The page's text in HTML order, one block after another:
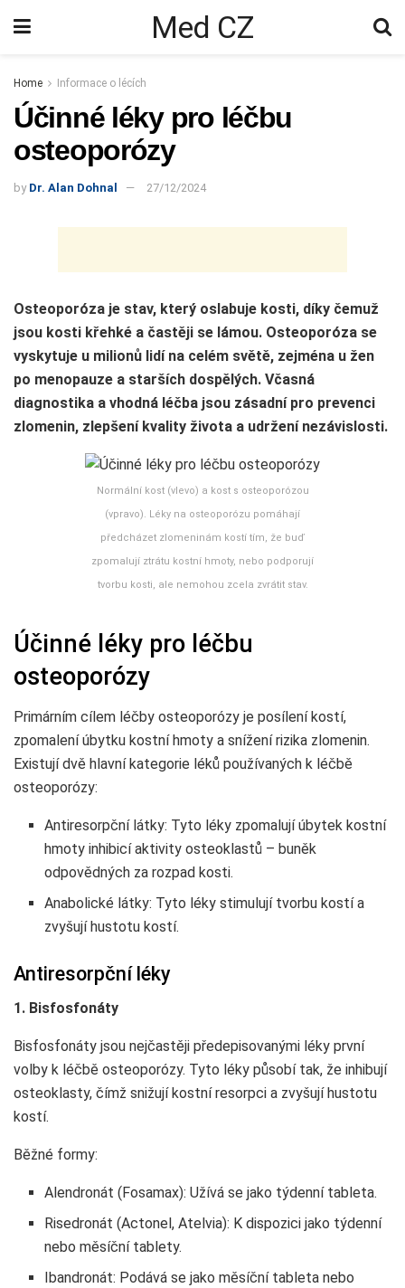
Med CZ
Home Informace o lécích
Účinné léky pro léčbu
osteoporózy
by Dr. Alan Dohnal 27/12/2024
Osteoporóza je stav, který oslabuje kosti, díky čemuž
jsou kosti křehké a častěji se lámou. Osteoporóza se
vyskytuje u milionů lidí na celém světě, zejména u žen
po menopauze a starších dospělých. Včasná
diagnostika a vhodná léčba jsou zásadní pro prevenci
zlomenin, zlepšení kvality života a udržení nezávislosti.
Normální kost (vlevo) a kost s osteoporózou
(vpravo). Léky na osteoporózu pomáhají
předcházet zlomeninám kostí tím, že buď
zpomalují ztrátu kostní hmoty, nebo podporují
tvorbu kosti, ale nemohou zcela zvrátit stav.
Účinné léky pro léčbu
osteoporózy
Primárním cílem léčby osteoporózy je posílení kostí,
zpomalení úbytku kostní hmoty a snížení rizika zlomenin.
Existují dvě hlavní kategorie léků používaných k léčbě
osteoporózy:
Antiresorpční látky: Tyto léky zpomalují úbytek kostní
hmoty inhibicí aktivity osteoklastů – buněk
odpovědných za rozpad kosti.
Anabolické látky: Tyto léky stimulují tvorbu kostí a
zvyšují hustotu kostí.
Antiresorpční léky
1. Bisfosfonáty
Bisfosfonáty jsou nejčastěji předepisovanými léky první
volby k léčbě osteoporózy. Tyto léky působí tak, že inhibují
osteoklasty, čímž snižují kostní resorpci a zvyšují hustotu
kostí.
Běžné formy:
Alendronát (Fosamax): Užívá se jako týdenní tableta.
Risedronát (Actonel, Atelvia): K dispozici jako týdenní
nebo měsíční tablety.
Ibandronát: Podává se jako měsíční tableta nebo